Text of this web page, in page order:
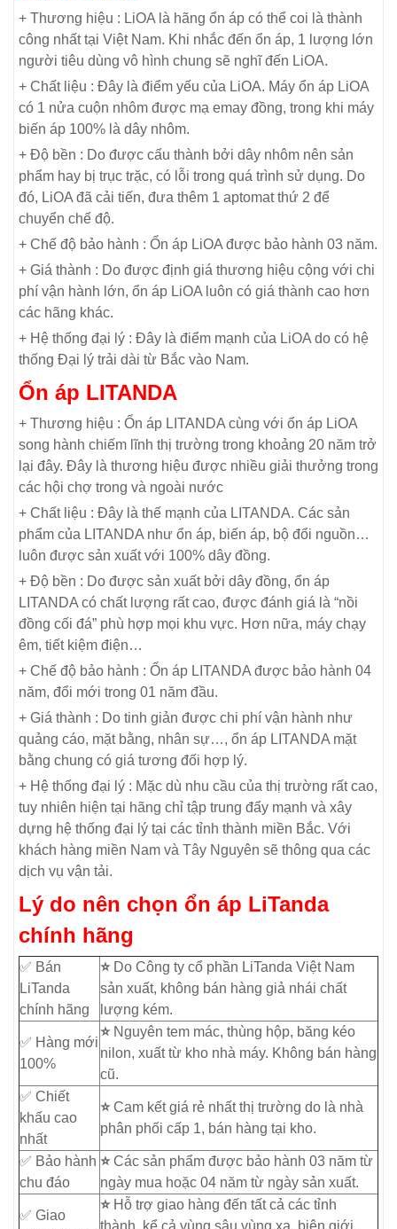
+ Thương hiệu : LiOA là hãng ổn áp có thể coi là thành
công nhất tại Việt Nam. Khi nhắc đến ổn áp, 1 lượng lớn
người tiêu dùng vô hình chung sẽ nghĩ đến LiOA.
+ Chất liệu : Đây là điểm yếu của LiOA. Máy ổn áp LiOA
có 1 nửa cuộn nhôm được mạ emay đồng, trong khi máy
biến áp 100% là dây nhôm.
+ Độ bền : Do được cấu thành bởi dây nhôm nên sản
phẩm hay bị trục trặc, có lỗi trong quá trình sử dụng. Do
đó, LiOA đã cải tiến, đưa thêm 1 aptomat thứ 2 để
chuyển chế độ.
+ Chế độ bảo hành : Ổn áp LiOA được bảo hành 03 năm.
+ Giá thành : Do được định giá thương hiệu cộng với chi
phí vận hành lớn, ổn áp LiOA luôn có giá thành cao hơn
các hãng khác.
+ Hệ thống đại lý : Đây là điểm mạnh của LiOA do có hệ
thống Đại lý trải dài từ Bắc vào Nam.
Ổn áp LITANDA
+ Thương hiệu : Ổn áp LITANDA cùng với ổn áp LiOA
song hành chiếm lĩnh thị trường trong khoảng 20 năm trở
lại đây. Đây là thương hiệu được nhiều giải thưởng trong
các hội chợ trong và ngoài nước
+ Chất liệu : Đây là thế mạnh của LITANDA. Các sản
phẩm của LITANDA như ổn áp, biến áp, bộ đổi nguồn…
luôn được sản xuất với 100% dây đồng.
+ Độ bền : Do được sản xuất bởi dây đồng, ổn áp
LITANDA có chất lượng rất cao, được đánh giá là “nồi
đồng cối đá” phù hợp mọi khu vực. Hơn nữa, máy chạy
êm, tiết kiệm điện…
+ Chế độ bảo hành : Ổn áp LITANDA được bảo hành 04
năm, đổi mới trong 01 năm đầu.
+ Giá thành : Do tinh giản được chi phí vận hành như
quảng cáo, mặt bằng, nhân sự…, ổn áp LITANDA mặt
bằng chung có giá tương đối hợp lý.
+ Hệ thống đại lý : Mặc dù nhu cầu của thị trường rất cao,
tuy nhiên hiện tại hãng chỉ tập trung đẩy mạnh và xây
dựng hệ thống đại lý tại các tỉnh thành miền Bắc. Với
khách hàng miền Nam và Tây Nguyên sẽ thông qua các
dịch vụ vận tải.
Lý do nên chọn ổn áp LiTanda
chính hãng
✅ Bán
LiTanda
chính hãng
⭐ Do Công ty cổ phần LiTanda Việt Nam
sản xuất, không bán hàng giả nhái chất
lượng kém.
✅ Hàng mới
100%
⭐ Nguyên tem mác, thùng hộp, băng kéo
nilon, xuất từ kho nhà máy. Không bán hàng
cũ.
✅ Chiết
khấu cao
nhất
⭐Cam kết giá rẻ nhất thị trường do là nhà
phân phối cấp 1, bán hàng tại kho.
✅ Bảo hành
chu đáo
⭐Các sản phẩm được bảo hành 03 năm từ
ngày mua hoặc 04 năm từ ngày sản xuất.
✅ Giao
⭐ Hỗ trợ giao hàng đến tất cả các tỉnh
thành, kể cả vùng sâu vùng xa, biên giới,